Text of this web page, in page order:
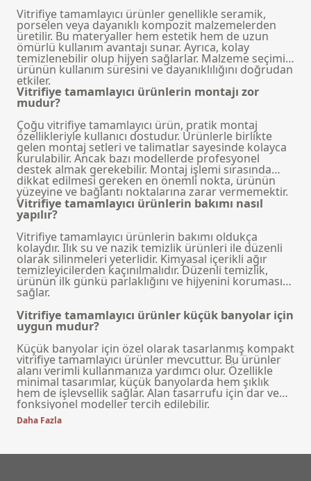
Vitrifiye tamamlayıcı ürünler genellikle seramik,
porselen veya dayanıklı kompozit malzemelerden
üretilir. Bu materyaller hem estetik hem de uzun
ömürlü kullanım avantajı sunar. Ayrıca, kolay
temizlenebilir olup hijyen sağlarlar. Malzeme seçimi
ürünün kullanım süresini ve dayanıklılığını doğrudan
etkiler.
Vitrifiye tamamlayıcı ürünlerin montajı zor
mudur?
Çoğu vitrifiye tamamlayıcı ürün, pratik montaj
özellikleriyle kullanıcı dostudur. Ürünlerle birlikte
gelen montaj setleri ve talimatlar sayesinde kolayca
kurulabilir. Ancak bazı modellerde profesyonel
destek almak gerekebilir. Montaj işlemi sırasında
dikkat edilmesi gereken en önemli nokta, ürünün
yüzeyine ve bağlantı noktalarına zarar vermemektir.
Vitrifiye tamamlayıcı ürünlerin bakımı nasıl
yapılır?
Vitrifiye tamamlayıcı ürünlerin bakımı oldukça
kolaydır. Ilık su ve nazik temizlik ürünleri ile düzenli
olarak silinmeleri yeterlidir. Kimyasal içerikli ağır
temizleyicilerden kaçınılmalıdır. Düzenli temizlik,
ürünün ilk günkü parlaklığını ve hijyenini korumasını
sağlar.
Vitrifiye tamamlayıcı ürünler küçük banyolar için
uygun mudur?
Küçük banyolar için özel olarak tasarlanmış kompakt
vitrifiye tamamlayıcı ürünler mevcuttur. Bu ürünler
alanı verimli kullanmanıza yardımcı olur. Özellikle
minimal tasarımlar, küçük banyolarda hem şıklık
hem de işlevsellik sağlar. Alan tasarrufu için dar ve
fonksiyonel modeller tercih edilebilir.
Daha Fazla